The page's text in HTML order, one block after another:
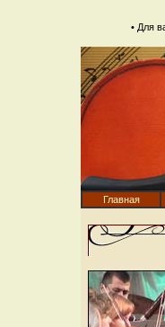
• Для
Главная